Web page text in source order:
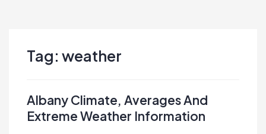
Tag: weather
Albany Climate, Averages And
Extreme Weather Information